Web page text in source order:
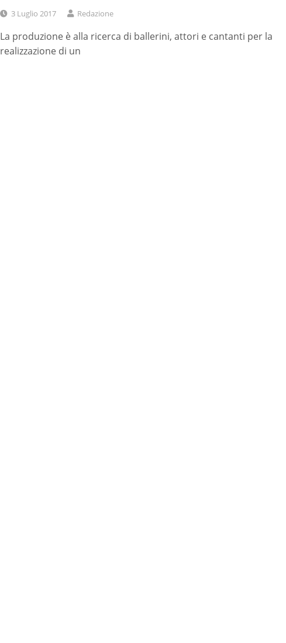
3 Luglio 2017 Redazione
La produzione è alla ricerca di ballerini, attori e cantanti per la
realizzazione di un